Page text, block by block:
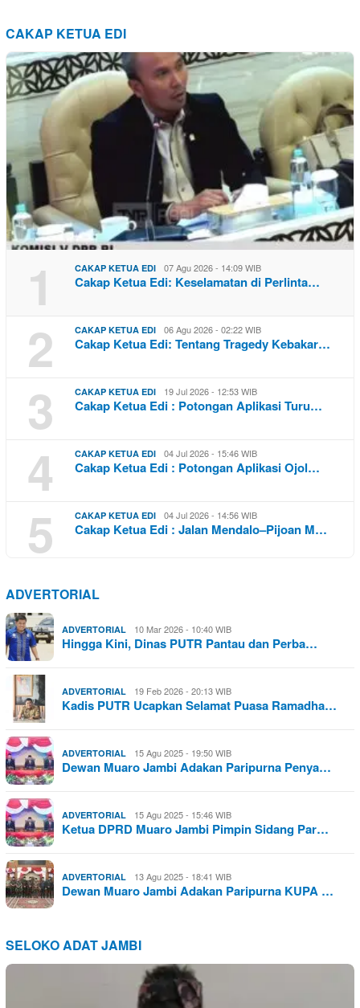
CAKAP KETUA EDI
1 CAKAP KETUA EDI 07 Agu 2026 - 14:09 WIB
Cakap Ketua Edi: Keselamatan di Perlinta…
2 CAKAP KETUA EDI 06 Agu 2026 - 02:22 WIB
Cakap Ketua Edi: Tentang Tragedy Kebakar…
3 CAKAP KETUA EDI 19 Jul 2026 - 12:53 WIB
Cakap Ketua Edi : Potongan Aplikasi Turu…
4 CAKAP KETUA EDI 04 Jul 2026 - 15:46 WIB
Cakap Ketua Edi : Potongan Aplikasi Ojol…
5 CAKAP KETUA EDI 04 Jul 2026 - 14:56 WIB
Cakap Ketua Edi : Jalan Mendalo–Pijoan M…
ADVERTORIAL
ADVERTORIAL 10 Mar 2026 - 10:40 WIB
Hingga Kini, Dinas PUTR Pantau dan Perba…
ADVERTORIAL 19 Feb 2026 - 20:13 WIB
Kadis PUTR Ucapkan Selamat Puasa Ramadha…
ADVERTORIAL 15 Agu 2025 - 19:50 WIB
Dewan Muaro Jambi Adakan Paripurna Penya…
ADVERTORIAL 15 Agu 2025 - 15:46 WIB
Ketua DPRD Muaro Jambi Pimpin Sidang Par…
ADVERTORIAL 13 Agu 2025 - 18:41 WIB
Dewan Muaro Jambi Adakan Paripurna KUPA …
SELOKO ADAT JAMBI